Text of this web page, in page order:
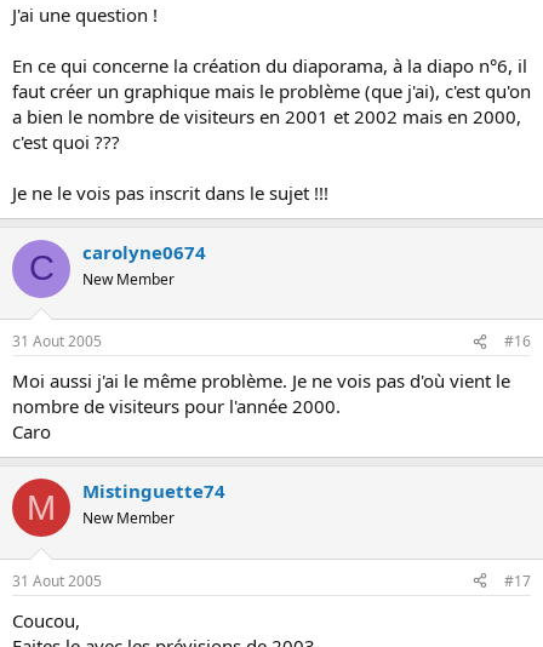
J'ai une question !
En ce qui concerne la création du diaporama, à la diapo n°6, il
faut créer un graphique mais le problème (que j'ai), c'est qu'on
a bien le nombre de visiteurs en 2001 et 2002 mais en 2000,
c'est quoi ???
Je ne le vois pas inscrit dans le sujet !!!
C carolyne0674
New Member
31 Aout 2005 #16
Moi aussi j'ai le même problème. Je ne vois pas d'où vient le
nombre de visiteurs pour l'année 2000.
Caro
M Mistinguette74
New Member
31 Aout 2005 #17
Coucou,